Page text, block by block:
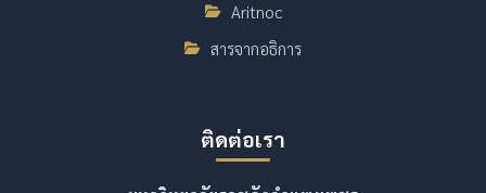
Aritnoc
สารจากอธิการ
ติดต่อเรา